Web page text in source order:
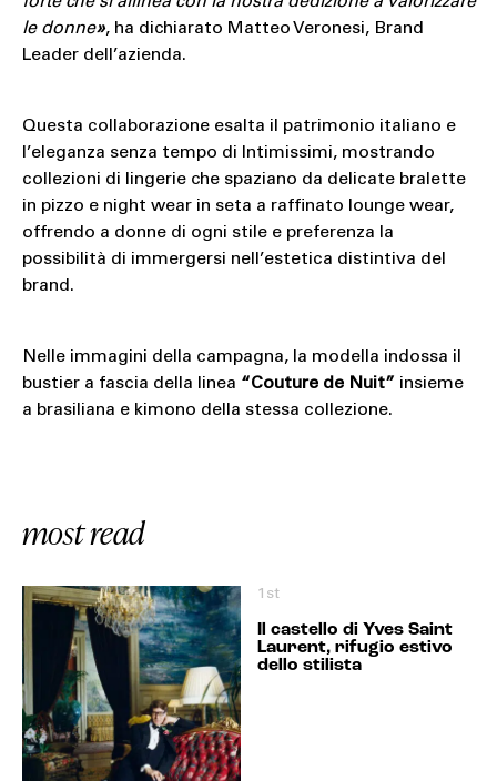
le donne», ha dichiarato Matteo Veronesi, Brand
Leader dell’azienda.
Questa collaborazione esalta il patrimonio italiano e
l’eleganza senza tempo di Intimissimi, mostrando
collezioni di lingerie che spaziano da delicate bralette
in pizzo e night wear in seta a raffinato lounge wear,
offrendo a donne di ogni stile e preferenza la
possibilità di immergersi nell’estetica distintiva del
brand.
Nelle immagini della campagna, la modella indossa il
bustier a fascia della linea “Couture de Nuit” insieme
a brasiliana e kimono della stessa collezione.
most read
1st
Il castello di Yves Saint
Laurent, rifugio estivo
dello stilista